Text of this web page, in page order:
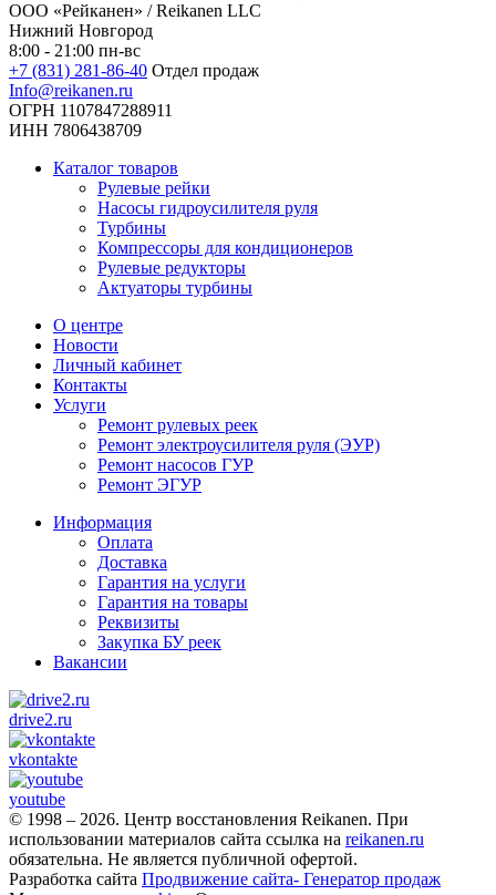
ООО «Рейканен» / Reikanen LLC
Нижний Новгород
8:00 - 21:00 пн-вс
+7 (831) 281-86-40 Отдел продаж
Info@reikanen.ru
ОГРН 1107847288911
ИНН 7806438709
Каталог товаров
Рулевые рейки
Насосы гидроусилителя руля
Турбины
Компрессоры для кондиционеров
Рулевые редукторы
Актуаторы турбины
О центре
Новости
Личный кабинет
Контакты
Услуги
Ремонт рулевых реек
Ремонт электроусилителя руля (ЭУР)
Ремонт насосов ГУР
Ремонт ЭГУР
Информация
Оплата
Доставка
Гарантия на услуги
Гарантия на товары
Реквизиты
Закупка БУ реек
Вакансии
drive2.ru
vkontakte
youtube
© 1998 – 2026. Центр восстановления Reikanen. При
использовании материалов сайта ссылка на reikanen.ru
обязательна. Не является публичной офертой.
Разработка сайта Продвижение сайта- Генератор продаж